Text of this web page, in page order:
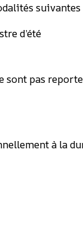
suivantes
d’été
pas
à la